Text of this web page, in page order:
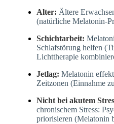
Alter: Ältere
(natürliche Melatonin-
Schichtarbeit:
Schlafstörung helfen
Lichttherapie
Jetlag: Melatonin
Zeitzonen (Einnahme
Nicht bei akutem
chronischem Stress:
priorisieren (Melatonin